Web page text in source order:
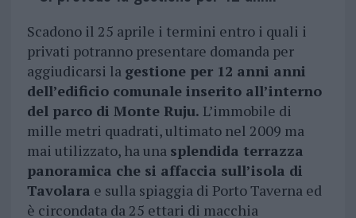
Scadono il 25 aprile i termini entro i quali i
privati potranno presentare domanda per
aggiudicarsi la gestione per 12 anni anni
dell’edificio comunale inserito all’interno
del parco di Monte Ruju. L’immobile di
mille metri quadrati, ultimato nel 2009 ma
mai utilizzato, ha una splendida terrazza
panoramica che si affaccia sull’isola di
Tavolara e sulla spiaggia di Porto Taverna ed
è circondata da 25 ettari di macchia